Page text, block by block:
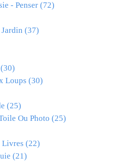
- Penser (72)
(37)
(30)
Loups (30)
(25)
Ou Photo (25)
Livres (22)
(21)